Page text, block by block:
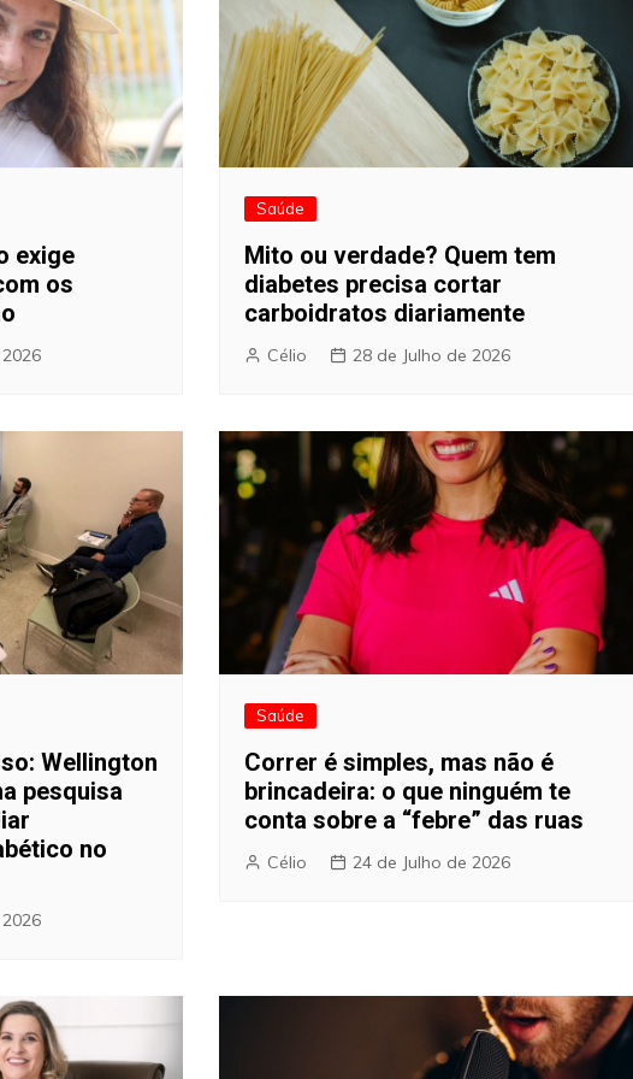
exige
os
Saúde
Mito ou verdade? Quem tem
diabetes precisa cortar
carboidratos diariamente
Célio 28 de Julho de 2026
Wellington
pesquisa
no
Saúde
Correr é simples, mas não é
brincadeira: o que ninguém te
conta sobre a “febre” das ruas
Célio 24 de Julho de 2026